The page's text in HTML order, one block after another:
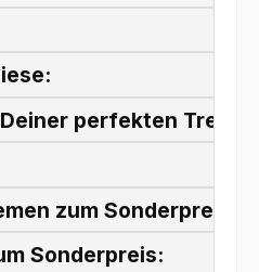
perfekten
zum Sonderpreis:
Sonderpreis: